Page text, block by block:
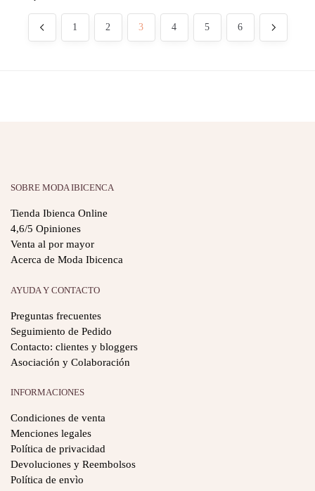
1 2 3 4 5 6
SOBRE MODA IBICENCA
Tienda Ibienca Online
4,6/5 Opiniones
Venta al por mayor
Acerca de Moda Ibicenca
AYUDA Y CONTACTO
Preguntas frecuentes
Seguimiento de Pedido
Contacto: clientes y bloggers
Asociación y Colaboración
INFORMACIONES
Condiciones de venta
Menciones legales
Política de privacidad
Devoluciones y Reembolsos
Política de envìo